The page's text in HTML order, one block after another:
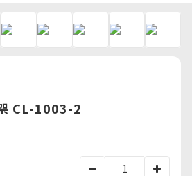
CL-1003-2